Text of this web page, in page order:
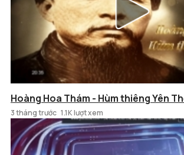
Hoàng Hoa Thám - Hùm thiêng Yên
3 tháng trước 1.1K lượt xem